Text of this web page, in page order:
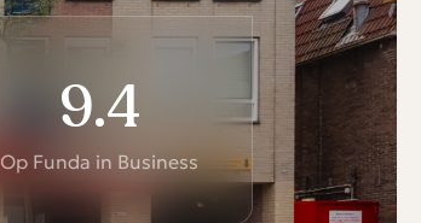
9.4
Op Funda in Business